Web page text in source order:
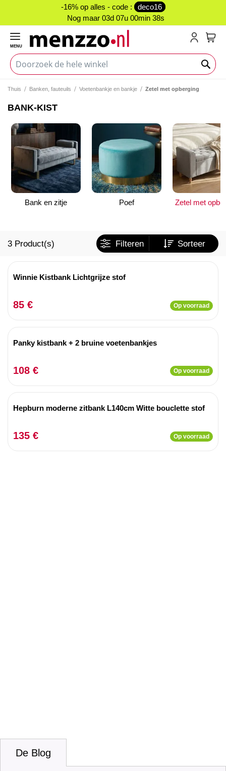
-16% op alles - code :
deco16
Nog maar 03d 07u 00min 38s
MENU
Thuis Banken, fauteuils Voetenbankje en bankje Zetel met opberging
BANK-KIST
Bank en zitje Poef Zetel met
3 Product(s) Filteren Sorteer
Winnie Kistbank Lichtgrijze stof
85 € Op voorraad
Panky kistbank + 2 bruine voetenbankjes
108 € Op voorraad
Hepburn moderne zitbank L140cm Witte bouclette stof
135 € Op voorraad
De Blog